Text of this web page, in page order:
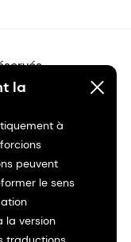
la
à
peuvent
le sens
la version